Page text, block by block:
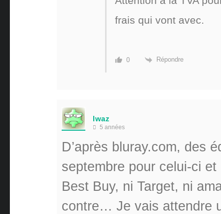
frais qui vont avec.
0 Répondre
lwaz
5 années
D’après bluray.com, des
septembre pour celui-ci
Best Buy, ni Target, ni
contre… Je vais attendre